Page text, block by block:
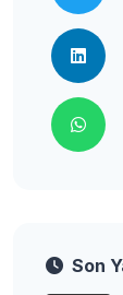
Son